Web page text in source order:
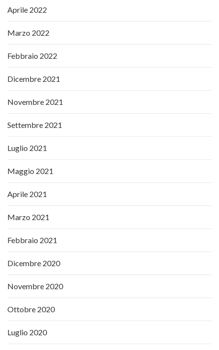
Aprile 2022
Marzo 2022
Febbraio 2022
Dicembre 2021
Novembre 2021
Settembre 2021
Luglio 2021
Maggio 2021
Aprile 2021
Marzo 2021
Febbraio 2021
Dicembre 2020
Novembre 2020
Ottobre 2020
Luglio 2020